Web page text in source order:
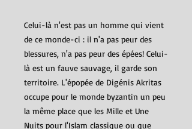
Celui-là n'est pas un homme qui vient
de ce monde-ci : il n'a pas peur des
blessures, n'a pas peur des épées! Celui-
là est un fauve sauvage, il garde son
territoire. L'épopée de Digénis Akritas
occupe pour le monde byzantin un peu
la même place que les Mille et Une
Nuits pour l'Islam classique ou que